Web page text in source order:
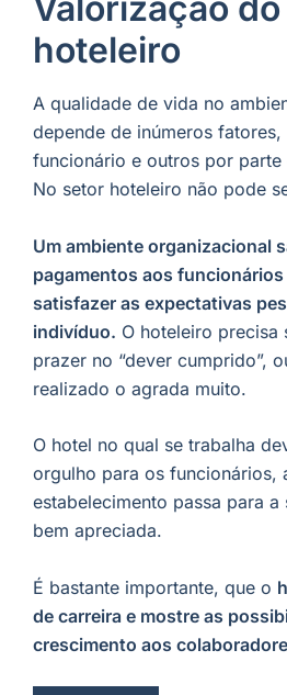
hoteleiro
A qualidade de vida no
depende de inúmeros
funcionário e outros por
No setor hoteleiro não pode
Um ambiente organizacional
pagamentos aos
satisfazer as expectativas
indivíduo. O hoteleiro precisa
prazer no “dever cumprido”,
realizado o agrada muito.
O hotel no qual se trabalha
orgulho para os funcionários,
estabelecimento passa para
bem apreciada.
É bastante importante, que o
de carreira e mostre as
crescimento aos